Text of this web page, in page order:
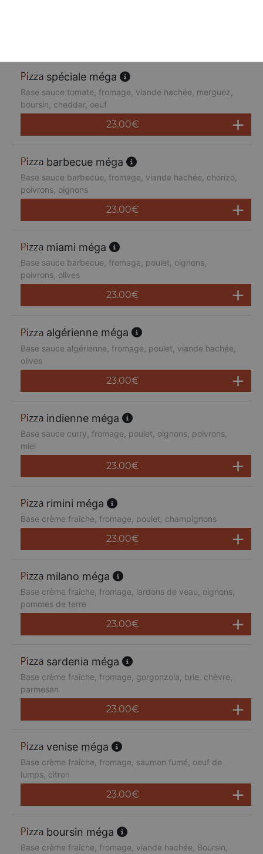
spéciale méga
Base sauce tomate, fromage, viande hachée, merguez,
boursin, cheddar, oeuf
23.00€
barbecue méga
Base sauce barbecue, fromage, viande hachée, chorizo,
poivrons, oignons
23.00€
miami méga
Base sauce barbecue, fromage, poulet, oignons,
poivrons, olives
23.00€
algérienne méga
Base sauce algérienne, fromage, poulet, viande hachée,
olives
23.00€
indienne méga
Base sauce curry, fromage, poulet, oignons, poivrons,
miel
23.00€
rimini méga
Base crème fraîche, fromage, poulet, champignons
23.00€
milano méga
Base crème fraîche, fromage, lardons de veau, oignons,
pommes de terre
23.00€
sardenia méga
Base crème fraîche, fromage, gorgonzola, brie, chèvre,
parmesan
23.00€
venise méga
Base crème fraîche, fromage, saumon fumé, oeuf de
lumps, citron
23.00€
boursin méga
Base crème fraîche, fromage, viande hachée, Boursin,